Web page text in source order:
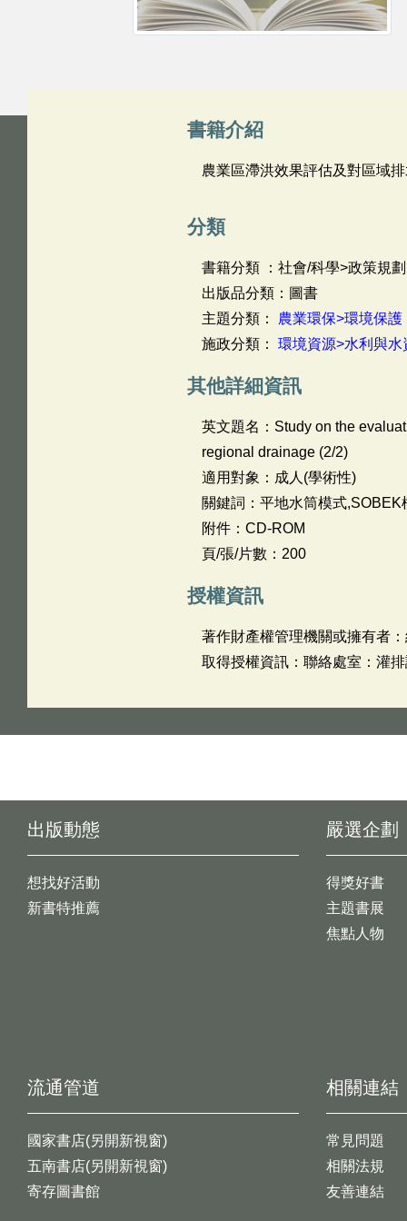
書籍介紹
農業區滯洪效果評估及對區域
分類
書籍分類 ：社會/科學>政策規劃
出版品分類：圖書
主題分類： 農業環保>環境保護
施政分類： 環境資源>水利與水
其他詳細資訊
英文題名： Study on the
regional drainage (2/2)
適用對象：成人(學術性)
關鍵詞：平地水筒模式,SOBEK
附件：CD-ROM
頁/張/片數：200
授權資訊
著作財產權管理機關或擁有者
取得授權資訊：聯絡處室：灌
出版動態
想找好活動
新書特推薦
嚴選企劃
得獎好書
主題書展
焦點人物
流通管道
國家書店(另開新視窗)
五南書店(另開新視窗)
寄存圖書館
相關連結
常見問題
相關法規
友善連結